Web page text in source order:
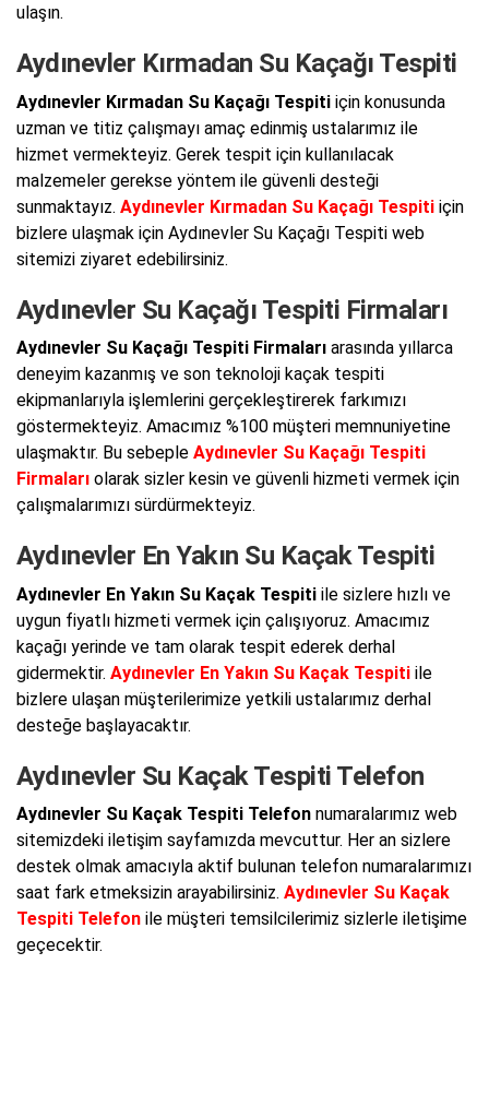
ulaşın.
Aydınevler Kırmadan Su Kaçağı Tespiti
Aydınevler Kırmadan Su Kaçağı Tespiti için konusunda
uzman ve titiz çalışmayı amaç edinmiş ustalarımız ile
hizmet vermekteyiz. Gerek tespit için kullanılacak
malzemeler gerekse yöntem ile güvenli desteği
sunmaktayız. Aydınevler Kırmadan Su Kaçağı Tespiti için
bizlere ulaşmak için Aydınevler Su Kaçağı Tespiti web
sitemizi ziyaret edebilirsiniz.
Aydınevler Su Kaçağı Tespiti Firmaları
Aydınevler Su Kaçağı Tespiti Firmaları arasında yıllarca
deneyim kazanmış ve son teknoloji kaçak tespiti
ekipmanlarıyla işlemlerini gerçekleştirerek farkımızı
göstermekteyiz. Amacımız %100 müşteri memnuniyetine
ulaşmaktır. Bu sebeple Aydınevler Su Kaçağı Tespiti
Firmaları olarak sizler kesin ve güvenli hizmeti vermek için
çalışmalarımızı sürdürmekteyiz.
Aydınevler En Yakın Su Kaçak Tespiti
Aydınevler En Yakın Su Kaçak Tespiti ile sizlere hızlı ve
uygun fiyatlı hizmeti vermek için çalışıyoruz. Amacımız
kaçağı yerinde ve tam olarak tespit ederek derhal
gidermektir. Aydınevler En Yakın Su Kaçak Tespiti ile
bizlere ulaşan müşterilerimize yetkili ustalarımız derhal
desteğe başlayacaktır.
Aydınevler Su Kaçak Tespiti Telefon
Aydınevler Su Kaçak Tespiti Telefon numaralarımız web
sitemizdeki iletişim sayfamızda mevcuttur. Her an sizlere
destek olmak amacıyla aktif bulunan telefon numaralarımızı
saat fark etmeksizin arayabilirsiniz. Aydınevler Su Kaçak
Tespiti Telefon ile müşteri temsilcilerimiz sizlerle iletişime
geçecektir.